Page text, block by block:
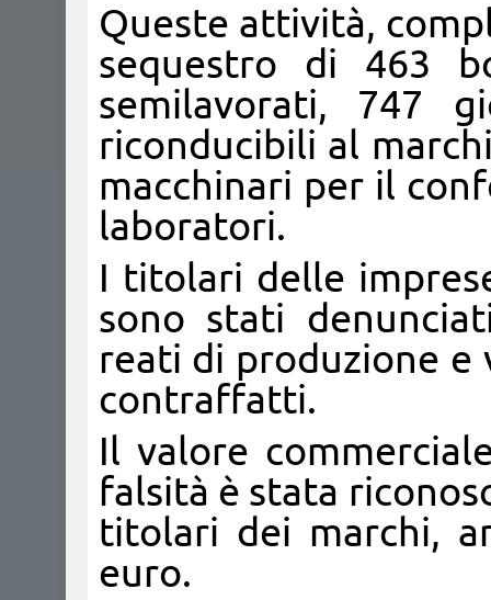
Queste attività,
sequestro di 463
semilavorati, 747
riconducibili al
macchinari per il
laboratori.
I titolari delle
sono stati
reati di produzione
contraffatti.
Il valore
falsità è stata
titolari dei marchi,
euro.